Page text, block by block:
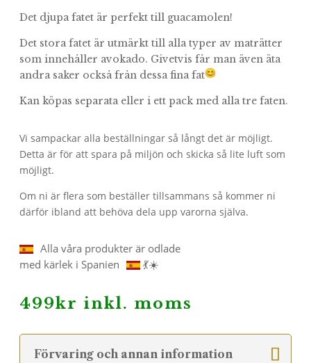
Det djupa fatet är perfekt till guacamolen!
Det stora fatet är utmärkt till alla typer av maträtter
som innehåller avokado. Givetvis får man även äta
andra saker också från dessa fina fat
Kan köpas separata eller i ett pack med alla tre faten.
Vi sampackar alla beställningar så långt det är möjligt.
Detta är för att spara på miljön och skicka så lite luft som
möjligt.
Om ni är flera som beställer tillsammans så kommer ni
därför ibland att behöva dela upp varorna själva.
Alla våra produkter är odlade
med kärlek i Spanien
💃☀️
499kr inkl. moms
Förvaring och annan information